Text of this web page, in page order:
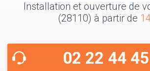
Installation et ouverture de
(28110) à partir de
02 22 44